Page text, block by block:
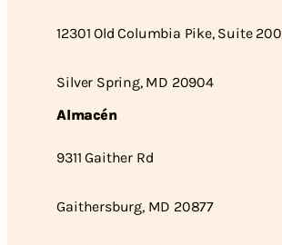
12301 Old Columbia Pike, Suite 200
Silver Spring, MD 20904
Almacén
9311 Gaither Rd
Gaithersburg, MD 20877